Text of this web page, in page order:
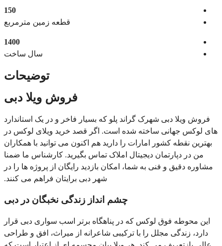
150
قطعه زمین مترمربع
1400
سال ساخت
توضیحات
فروش ویلا دبی
فروش ویلا دبی شهرک گراند پلو که بسیار فاخر و در یک استاندارد
های لوکس جهانی ساخته شده است. اگر قصد خرید ویلای لوکس در
بهترین نقطه کشور امارات را دارید هم اکنون می توانید با همکاران
من در دپارتمان دیجیتال املاک تماس بگیرید. کارشناس ما ضمنا
مشاوره دقیق و فنی به شما، امکان بازدید رایگان از پروژه ها را در
شهر دبی برایتان فراهم می کنند.
چشم انداز زندگی نخبگان در دبی
این محوطه فوق لوکس که در پناهگاه برتر اسب سواری دبی قرار
دارد، زندگی مجلل را با ترکیبی شاعرانه از میراث، افق و طراحی